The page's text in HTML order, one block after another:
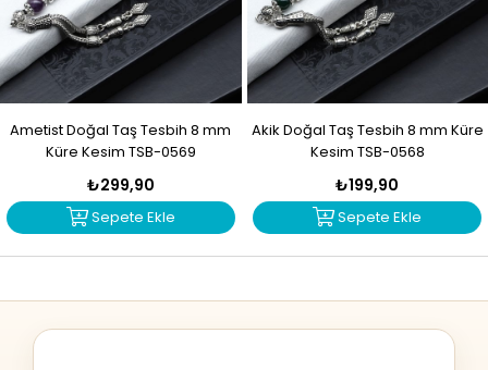
Ametist Doğal Taş Tesbih 8 mm
Küre Kesim TSB-0569
₺299,90
Sepete Ekle
Akik Doğal Taş Tesbih 8 mm Küre
Kesim TSB-0568
₺199,90
Sepete Ekle